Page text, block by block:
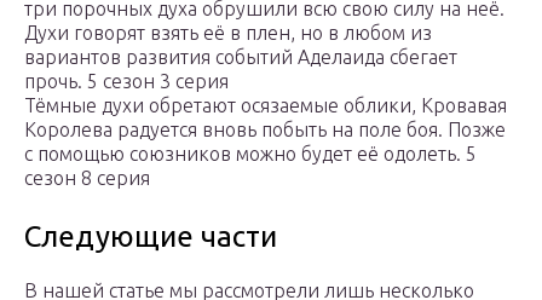
три порочных духа обрушили всю свою силу на неё.
Духи говорят взять её в плен, но в любом из
вариантов развития событий Аделаида сбегает
прочь. 5 сезон 3 серия
Тёмные духи обретают осязаемые облики, Кровавая
Королева радуется вновь побыть на поле боя. Позже
с помощью союзников можно будет её одолеть. 5
сезон 8 серия
Следующие части
В нашей статье мы рассмотрели лишь несколько